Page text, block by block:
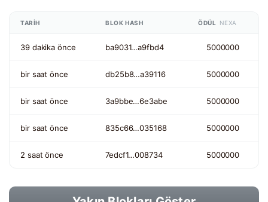
TARIH BLOK HASH ÖDÜL NEXA
39 dakika önce ba9031…a9fbd4 5000000
bir saat önce db25b8…a39116 5000000
bir saat önce 3a9bbe…6e3abe 5000000
bir saat önce 835c66…035168 5000000
2 saat önce 7edcf1…008734 5000000